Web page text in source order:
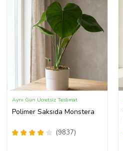
Polimer Saksıda Monstera
(9837)
Aynı Gün Ücretsiz Teslimat